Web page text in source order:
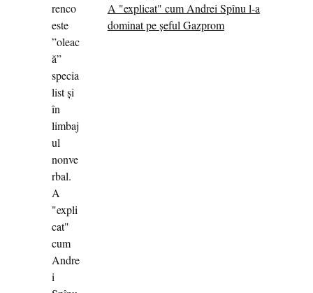
A "explicat" cum Andrei Spînu l-a
dominat pe șeful Gazprom